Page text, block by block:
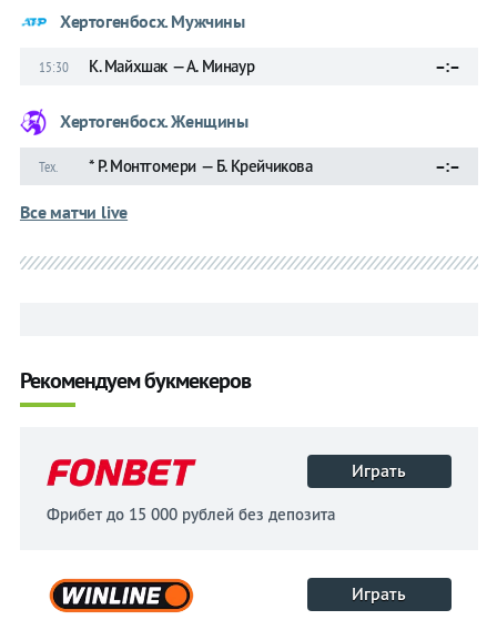
Хертогенбосх. Мужчины
15:30 К. Майхшак — А. Минаур –:–
Хертогенбосх. Женщины
Тех. * Р. Монтгомери — Б. Крейчикова –:–
Все матчи live
Рекомендуем букмекеров
Играть
Фрибет до 15 000 рублей без депозита
Играть